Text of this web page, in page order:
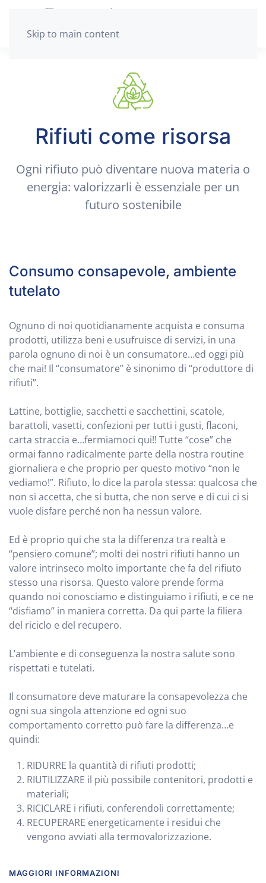
Skip to main content
Rifiuti come risorsa
Ogni rifiuto può diventare nuova materia o
energia: valorizzarli è essenziale per un
futuro sostenibile
Consumo consapevole, ambiente
tutelato
Ognuno di noi quotidianamente acquista e consuma
prodotti, utilizza beni e usufruisce di servizi, in una
parola ognuno di noi è un consumatore…ed oggi più
che mai! Il “consumatore” è sinonimo di “produttore di
rifiuti”.
Lattine, bottiglie, sacchetti e sacchettini, scatole,
barattoli, vasetti, confezioni per tutti i gusti, flaconi,
carta straccia e…fermiamoci qui!! Tutte “cose” che
ormai fanno radicalmente parte della nostra routine
giornaliera e che proprio per questo motivo “non le
vediamo!”. Rifiuto, lo dice la parola stessa: qualcosa che
non si accetta, che si butta, che non serve e di cui ci si
vuole disfare perché non ha nessun valore.
Ed è proprio qui che sta la differenza tra realtà e
“pensiero comune”; molti dei nostri rifiuti hanno un
valore intrinseco molto importante che fa del rifiuto
stesso una risorsa. Questo valore prende forma
quando noi conosciamo e distinguiamo i rifiuti, e ce ne
“disfiamo” in maniera corretta. Da qui parte la filiera
del riciclo e del recupero.
L’ambiente e di conseguenza la nostra salute sono
rispettati e tutelati.
Il consumatore deve maturare la consapevolezza che
ogni sua singola attenzione ed ogni suo
comportamento corretto può fare la differenza…e
quindi:
RIDURRE la quantità di rifiuti prodotti;
RIUTILIZZARE il più possibile contenitori, prodotti e
materiali;
RICICLARE i rifiuti, conferendoli correttamente;
RECUPERARE energeticamente i residui che
vengono avviati alla termovalorizzazione.
MAGGIORI INFORMAZIONI